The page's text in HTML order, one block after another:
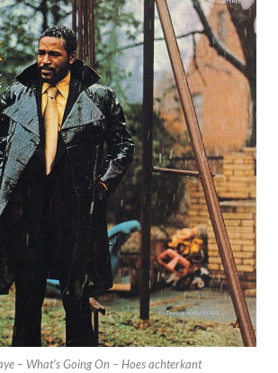
– What’s Going On – Hoes achterkant